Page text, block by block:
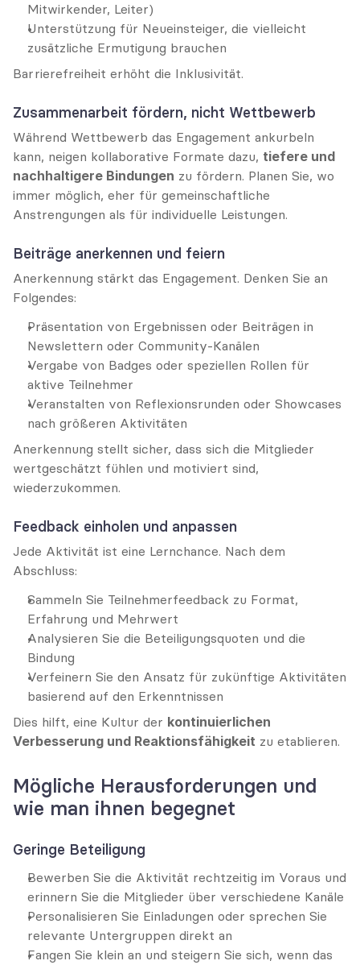
Mitwirkender, Leiter)
Unterstützung für Neueinsteiger, die vielleicht
zusätzliche Ermutigung brauchen
Barrierefreiheit erhöht die Inklusivität.
Zusammenarbeit fördern, nicht Wettbewerb
Während Wettbewerb das Engagement ankurbeln
kann, neigen kollaborative Formate dazu, tiefere und
nachhaltigere Bindungen zu fördern. Planen Sie, wo
immer möglich, eher für gemeinschaftliche
Anstrengungen als für individuelle Leistungen.
Beiträge anerkennen und feiern
Anerkennung stärkt das Engagement. Denken Sie an
Folgendes:
Präsentation von Ergebnissen oder Beiträgen in
Newslettern oder Community-Kanälen
Vergabe von Badges oder speziellen Rollen für
aktive Teilnehmer
Veranstalten von Reflexionsrunden oder Showcases
nach größeren Aktivitäten
Anerkennung stellt sicher, dass sich die Mitglieder
wertgeschätzt fühlen und motiviert sind,
wiederzukommen.
Feedback einholen und anpassen
Jede Aktivität ist eine Lernchance. Nach dem
Abschluss:
Sammeln Sie Teilnehmerfeedback zu Format,
Erfahrung und Mehrwert
Analysieren Sie die Beteiligungsquoten und die
Bindung
Verfeinern Sie den Ansatz für zukünftige Aktivitäten
basierend auf den Erkenntnissen
Dies hilft, eine Kultur der kontinuierlichen
Verbesserung und Reaktionsfähigkeit zu etablieren.
Mögliche Herausforderungen und
wie man ihnen begegnet
Geringe Beteiligung
Bewerben Sie die Aktivität rechtzeitig im Voraus und
erinnern Sie die Mitglieder über verschiedene Kanäle
Personalisieren Sie Einladungen oder sprechen Sie
relevante Untergruppen direkt an
Fangen Sie klein an und steigern Sie sich, wenn das